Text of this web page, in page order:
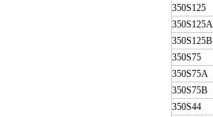
350S125
350S125A
350S125B
350S75
350S75A
350S75B
350S44